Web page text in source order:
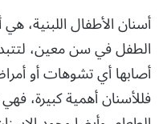
أسنان الأطفال اللبنية،
الطفل في سن معين،
أصابها أي تشوهات أو
فللأسنان أهمية كبيرة،